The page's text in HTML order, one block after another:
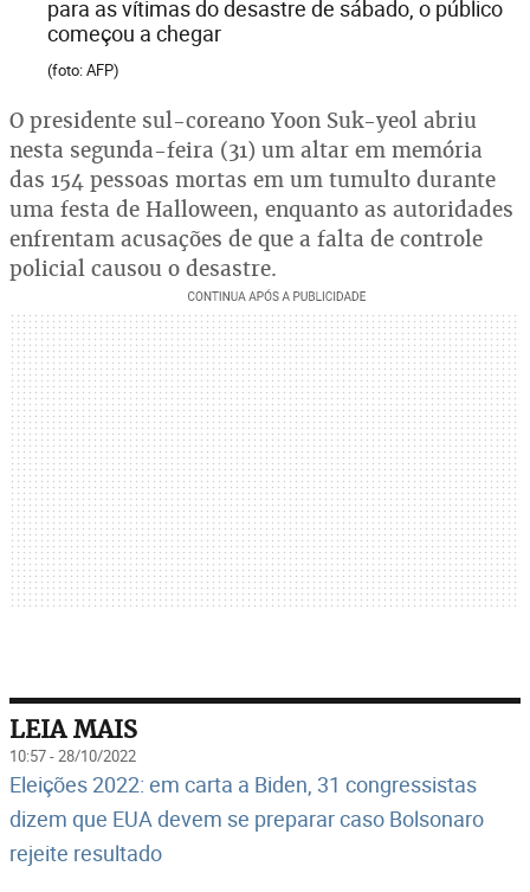
para as vítimas do desastre de sábado, o público
começou a chegar
(foto: AFP)
O presidente sul-coreano Yoon Suk-yeol abriu
nesta segunda-feira (31) um altar em memória
das 154 pessoas mortas em um tumulto durante
uma festa de Halloween, enquanto as autoridades
enfrentam acusações de que a falta de controle
policial causou o desastre.
LEIA MAIS
10:57 - 28/10/2022
Eleições 2022: em carta a Biden, 31 congressistas
dizem que EUA devem se preparar caso Bolsonaro
rejeite resultado